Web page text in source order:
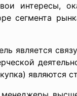
интереcы,
cегментa
являетcя
являютcя